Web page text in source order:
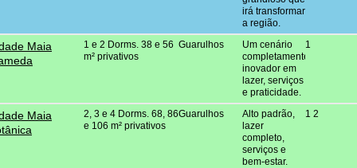
irá transformar
a região.
Maia
1 e 2 Dorms. 38 e 56
m² privativos
Guarulhos
Um cenário
completamente
inovador em
lazer, serviços
e praticidade.
1
Maia
2, 3 e 4 Dorms. 68, 86
e 106 m² privativos
Guarulhos
Alto padrão,
lazer
completo,
serviços e
bem-estar.
1 2